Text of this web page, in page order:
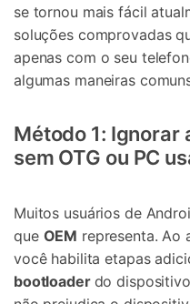
se tornou mais fácil
soluções comprovadas
apenas com o seu
algumas maneiras
Método 1: Ignorar
sem OTG ou PC
Muitos usuários de
que OEM representa. Ao
você habilita etapas
bootloader do